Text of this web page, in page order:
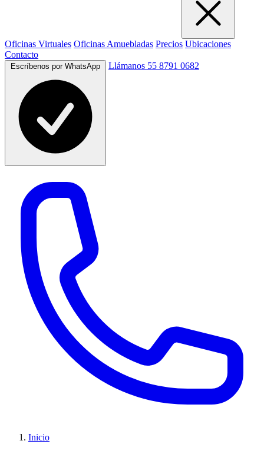
Oficinas Virtuales Oficinas Amuebladas Precios Ubicaciones
Contacto
Llámanos 55 8791 0682
Inicio